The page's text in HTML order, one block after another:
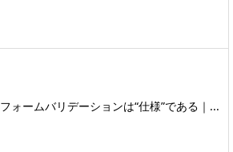
フォームバリデーションは“仕様”である｜...